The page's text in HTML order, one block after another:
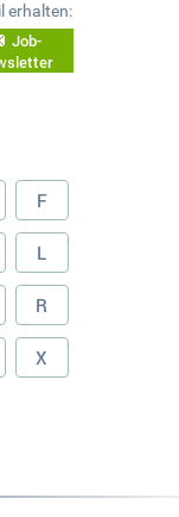
erhalten:
Job-
F
L
R
X